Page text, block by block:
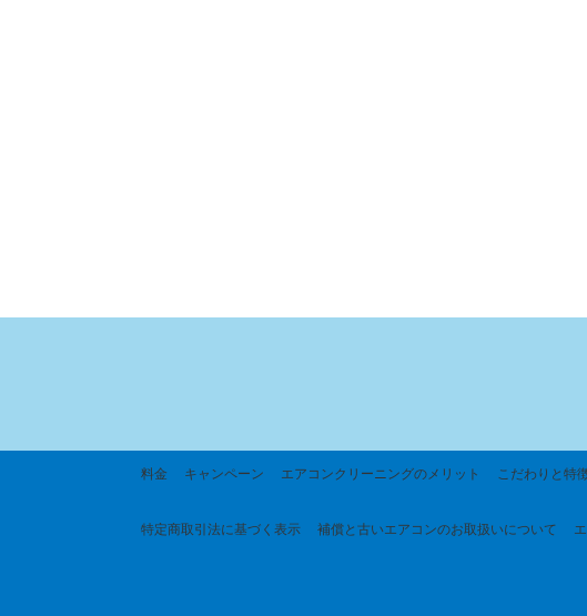
料金 キャンペーン エアコンクリーニングのメリット こだわりと特
特定商取引法に基づく 表示 補償と古いエアコンのお取扱いについて